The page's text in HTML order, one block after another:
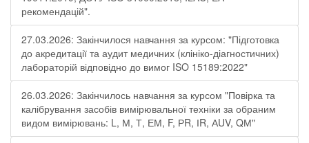
рекомендацій".
27.03.2026: Закінчилося навчання за курсом: "Підготовка
до акредитації та аудит медичних (клініко-діагностичних)
лабораторій відповідно до вимог ISO 15189:2022"
26.03.2026: Закінчилось навчання за курсом "Повірка та
калібрування засобів вимірювальної техніки за обраним
видом вимірювань: L, М, Т, ЕМ, F, РR, ІR, АUV, QМ"